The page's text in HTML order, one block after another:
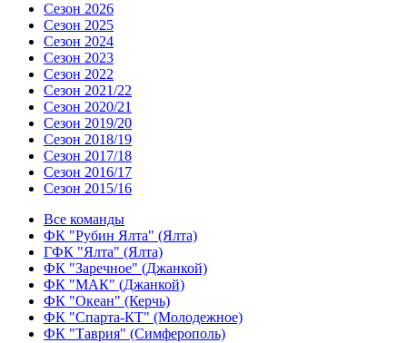
Сезон 2026
Сезон 2025
Сезон 2024
Сезон 2023
Сезон 2022
Сезон 2021/22
Сезон 2020/21
Сезон 2019/20
Сезон 2018/19
Сезон 2017/18
Сезон 2016/17
Сезон 2015/16
Все команды
ФК "Рубин Ялта" (Ялта)
ГФК "Ялта" (Ялта)
ФК "Заречное" (Джанкой)
ФК "МАК" (Джанкой)
ФК "Океан" (Керчь)
ФК "Спарта-КТ" (Молодежное)
ФК "Таврия" (Симферополь)